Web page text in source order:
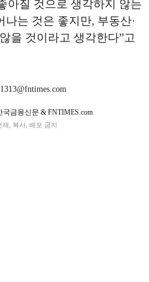
아질 것으로 생각하지 않는
나는 것은 좋지만, 부동산·
을 것이라고 생각한다”고
금융신문 & FNTIMES.com
, 복사, 배포 금지